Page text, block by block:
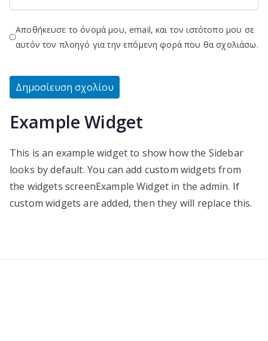
Αποθήκευσε το όνομά μου, email, και τον ιστότοπο μου σε
αυτόν τον πλοηγό για την επόμενη φορά που θα σχολιάσω.
Example Widget
This is an example widget to show how the Sidebar
looks by default. You can add custom widgets from
the widgets screenExample Widget in the admin. If
custom widgets are added, then they will replace this.